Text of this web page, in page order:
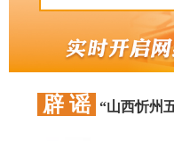
辟 谣 “山西忻州